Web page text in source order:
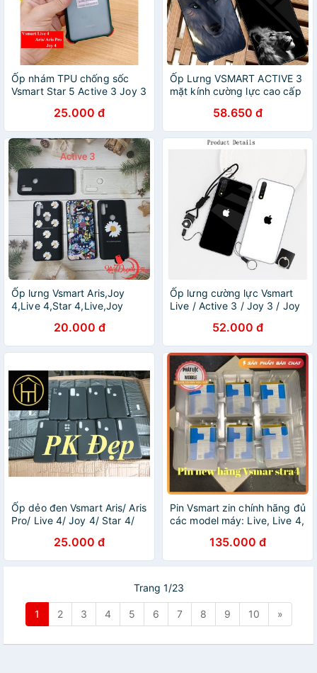
Ốp nhám TPU chống sốc
Vsmart Star 5 Active 3 Joy 3
25.000 đ
Ốp Lưng VSMART ACTIVE 3
mặt kính cường lực cao cấp
58.650 đ
Ốp lưng Vsmart Aris,Joy
4,Live 4,Star 4,Live,Joy
20.000 đ
Ốp lưng cường lực Vsmart
Live / Active 3 / Joy 3 / Joy
52.000 đ
Ốp dẻo đen Vsmart Aris/ Aris
Pro/ Live 4/ Joy 4/ Star 4/
25.000 đ
Pin Vsmart zin chính hãng đủ
các model máy: Live, Live 4,
3, Bee 3...135.000 đ
Trang 1/23
1 2 3 4 5 6 7 8 9 10 »